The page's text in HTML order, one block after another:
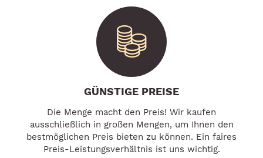
GÜNSTIGE PREISE
Die Menge macht den Preis! Wir kaufen
ausschließlich in großen Mengen, um Ihnen den
bestmöglichen Preis bieten zu können. Ein faires
Preis-Leistungsverhältnis ist uns wichtig.